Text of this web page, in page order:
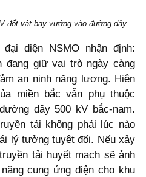
đốt vật bay vướng vào đường dây.
đại diện NSMO nhận định:
đang giữ vai trò ngày càng
an ninh năng lượng. Hiện
miền bắc vẫn phụ thuộc
dây 500 kV bắc-nam.
tải không phải lúc nào
lý tưởng tuyệt đối. Nếu xảy
tải huyết mạch sẽ ảnh
cung ứng điện cho khu